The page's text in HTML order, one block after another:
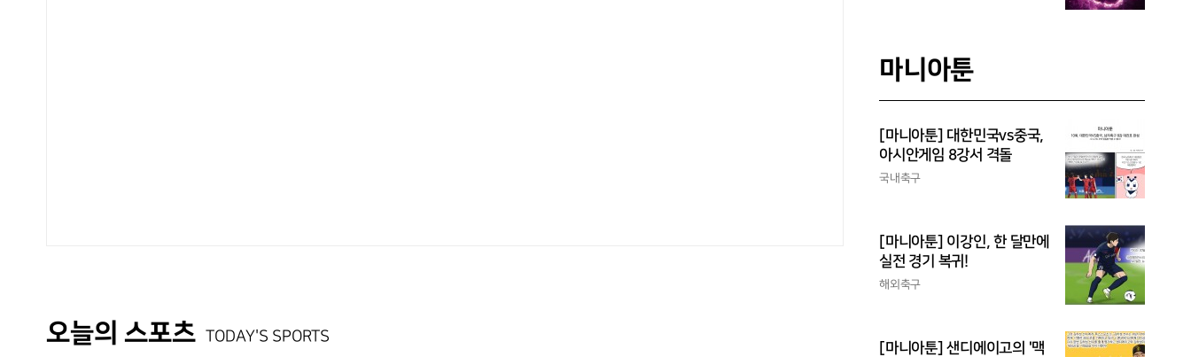
오늘의 스포츠 TODAY'S SPORTS
마니아툰
[마니아툰] 대한민국vs중국,
아시안게임 8강서 격돌
국내축구
[마니아툰] 이강인, 한 달만에
실전 경기 복귀!
해외축구
[마니아툰] 샌디에이고의 '맥